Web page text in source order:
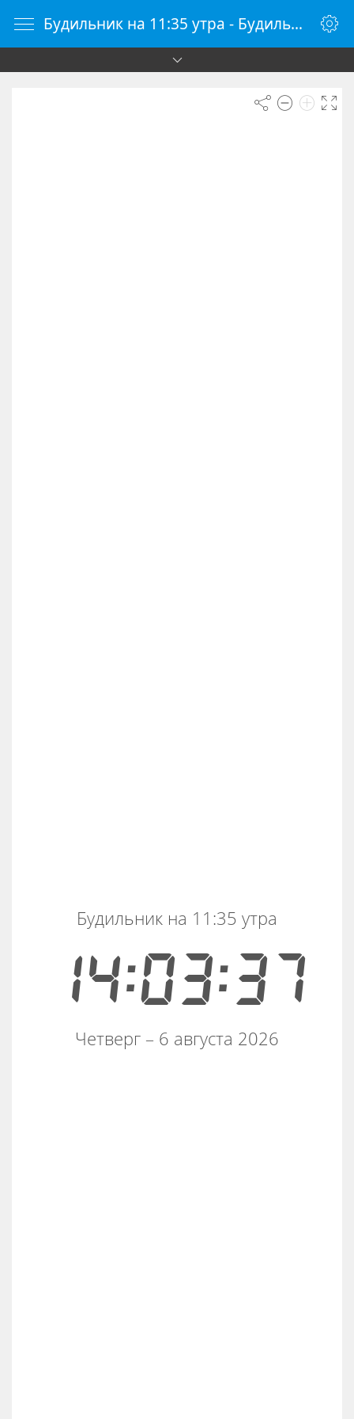
Будильник на 11:35 утра - Будильник онлайн - Будилки.ру
14:03:37
Будильник на 11:35 утра
Четверг – 6 августа 2026